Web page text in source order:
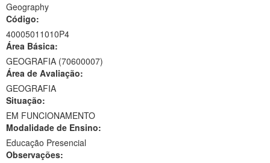
Ministério da Cidadania
Ministério da Saúde
Ministério da Ciência, Tecnologia, Inovações e Comunicações
Ministério do Meio Ambiente
Ministério do Turismo
Ministério do Desenvolvimento Regional
Geography
Código:
40005011010P4
Área Básica:
GEOGRAFIA (70600007)
Área de Avaliação:
GEOGRAFIA
Situação:
EM FUNCIONAMENTO
Modalidade de Ensino:
Educação Presencial
Observações: